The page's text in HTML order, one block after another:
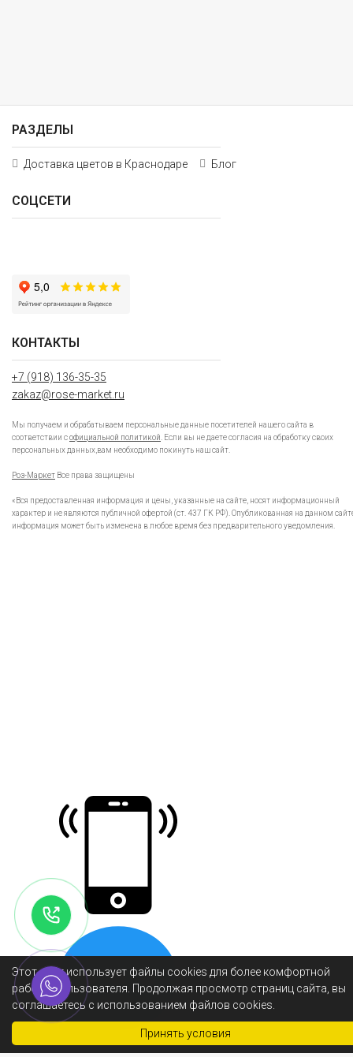
Принять условия
Этот сайт использует файлы cookies для более комфортной
работы пользователя. Продолжая просмотр страниц сайта, вы
соглашаетесь с использованием файлов cookies.
КОНТАКТЫ
+7 (918) 136-35-35
zakaz@rose-market.ru
Мы получаем и обрабатываем персональные данные посетителей нашего сайта в
соответствии софициальной политикой . Если вы не даете согласия на обработку своих
персональных данных,вам необходимо покинуть наш сайт.
Роз-Маркет Все права защищены
«Вся предоставленная информация и цены, указанные на сайте, носят информационный
характер и не являются публичной офертой (ст. 437 ГК РФ). Опубликованная на данном
информация может быть изменена в любое время без предварительного уведомления.
РАЗДЕЛЫ
Доставка цветов в Краснодаре Блог
СОЦСЕТИ
×